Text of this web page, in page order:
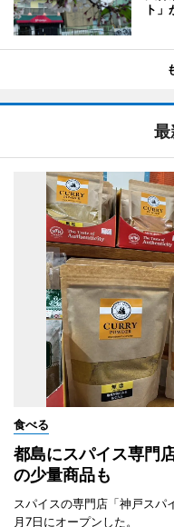
ト」
最
食べる
都島にスパイス専門
の少量商品も
スパイスの専門店「神戸スパ
月7日にオープンした。